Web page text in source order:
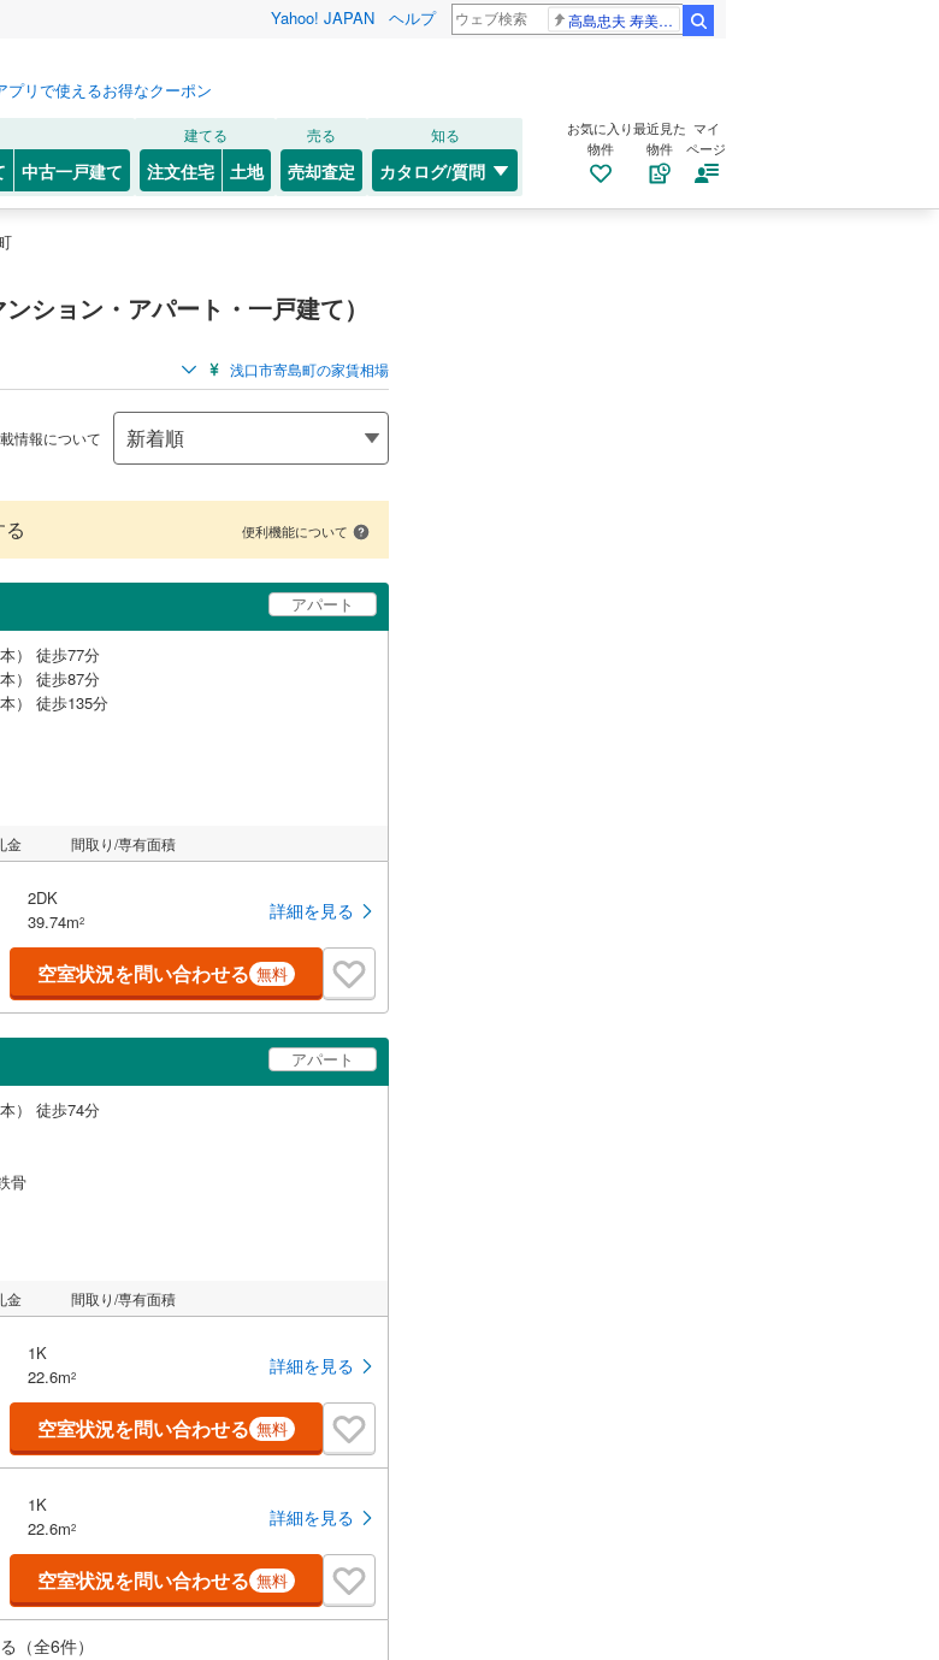
Yahoo! JAPAN ヘルプ 高島忠夫 寿美花代さん死去
プリで使えるお得なクーポン
中古一戸建て
建てる
注文住宅 土地
売る
売却査定
知る
カタログ/質問
お気に入り
物件
最近見た
物件
マイ
ページ
ンション・アパート・一戸建て）
浅口市寄島町の家賃相場
情報について
便利機能について
アパート
） 徒歩77分
） 徒歩87分
） 徒歩135分
金 間取り/専有面積
2DK
39.74m2 詳細を見る
空室状況を問い合わせる 無料
アパート
） 徒歩74分
骨
金 間取り/専有面積
1K
22.6m2 詳細を見る
空室状況を問い合わせる 無料
1K
22.6m2 詳細を見る
空室状況を問い合わせる 無料
（全6件）